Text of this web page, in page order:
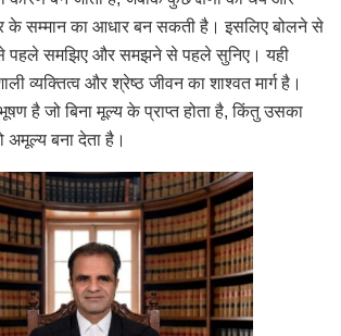
के सम्मान का आधार बन सकती है। इसलिए बोलने से
पहले समझिए और समझने से पहले सुनिए। यही
व्यक्तित्व और श्रेष्ठ जीवन का शाश्वत मार्ग है।
है जो बिना मूल्य के प्राप्त होता है, किंतु उसका
अमूल्य बना देता है।